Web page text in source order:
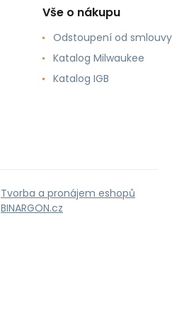
Vše o nákupu
Odstoupení od smlouvy
Katalog Milwaukee
Katalog IGB
Tvorba a pronájem eshopů
BINARGON.cz